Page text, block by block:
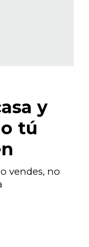
y
tú
vendes, no